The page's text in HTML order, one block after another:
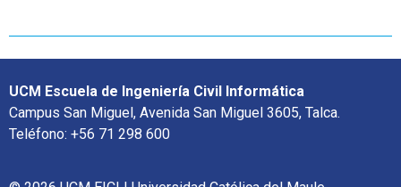
UCM Escuela de Ingeniería Civil Informática
Campus San Miguel, Avenida San Miguel 3605, Talca.
Teléfono: +56 71 298 600